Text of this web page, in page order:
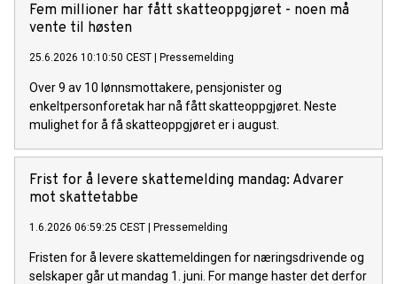
Fem millioner har fått skatteoppgjøret - noen må
vente til høsten
25.6.2026 10:10:50 CEST | Pressemelding
Over 9 av 10 lønnsmottakere, pensjonister og
enkeltpersonforetak har nå fått skatteoppgjøret. Neste
mulighet for å få skatteoppgjøret er i august.
Frist for å levere skattemelding mandag: Advarer
mot skattetabbe
1.6.2026 06:59:25 CEST | Pressemelding
Fristen for å levere skattemeldingen for næringsdrivende og
selskaper går ut mandag 1. juni. For mange haster det derfor